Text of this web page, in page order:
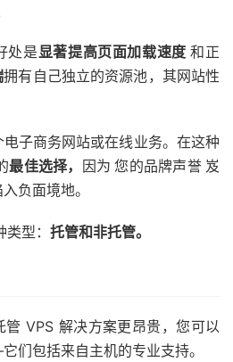
处是 显著提高页面加载速度 和正
拥有自己独立的资源池，其网站性
子商务网站或在线业务。在这种
最佳选择， 因为 您的品牌声誉 岌
负面境地。
型： 托管和非托管。
管 VPS 解决方案更昂贵，您可以
们包括来自主机的专业支持。